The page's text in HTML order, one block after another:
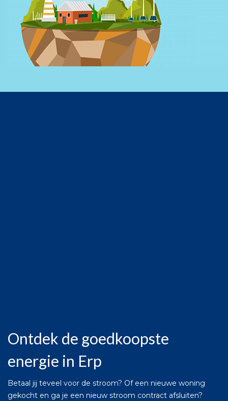
Ontdek de goedkoopste
energie in Erp
Betaal jij teveel voor de stroom? Of een nieuwe woning
gekocht en ga je een nieuw stroom contract afsluiten?